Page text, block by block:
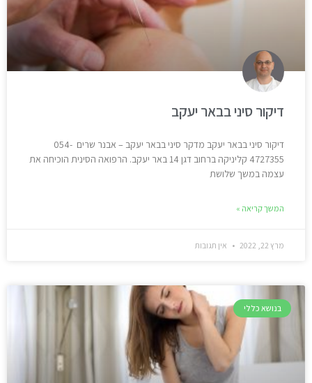
דיקור סיני בבאר יעקב
דיקור סיני בבאר יעקב מדקר סיני בבאר יעקב – אבנר שרים 054-
4727355 קליניקה ברחוב דגן 14 באר יעקב. הרפואה הסינית הוכיחה את
עצמה במשך שלושת
המשך קריאה »
מרץ 22, 2022 אין תגובות
בנושא כללי